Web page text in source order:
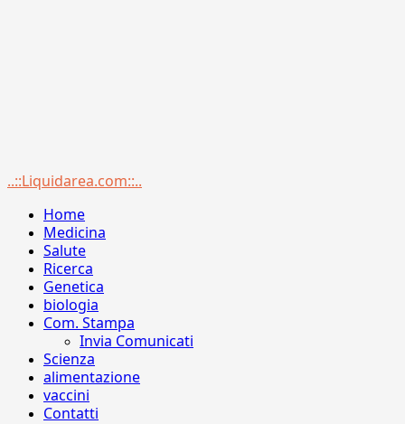
Menu
..::Liquidarea.com::..
Home
Medicina
Salute
Ricerca
Genetica
biologia
Com. Stampa
Invia Comunicati
Scienza
alimentazione
vaccini
Contatti